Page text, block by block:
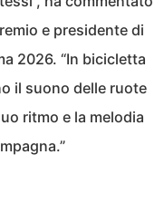
e presidente di
2026. “In bicicletta
il suono delle ruote
ritmo e la melodia